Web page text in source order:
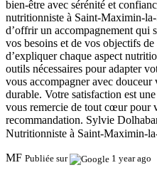
bien-être avec sérénité et
nutritionniste à Saint-Maximin-
d’offrir un accompagnement qui
vos besoins et de vos objectifs
d’expliquer chaque aspect
outils nécessaires pour adapter
vous accompagner avec
durable. Votre satisfaction est
vous remercie de tout cœur pour
recommandation. Sylvie
Nutritionniste à Saint-Maximin-
MF Publiée sur 1 year ago